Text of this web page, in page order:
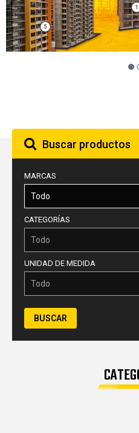
1
5
Buscar productos
MARCAS
Todo
CATEGORÍAS
Todo
UNIDAD DE MEDIDA
Todo
BUSCAR